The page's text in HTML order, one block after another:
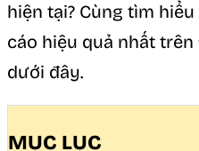
hiện tại? Cùng tìm
cáo hiệu quả nhất
dưới đây.
MỤC LỤC